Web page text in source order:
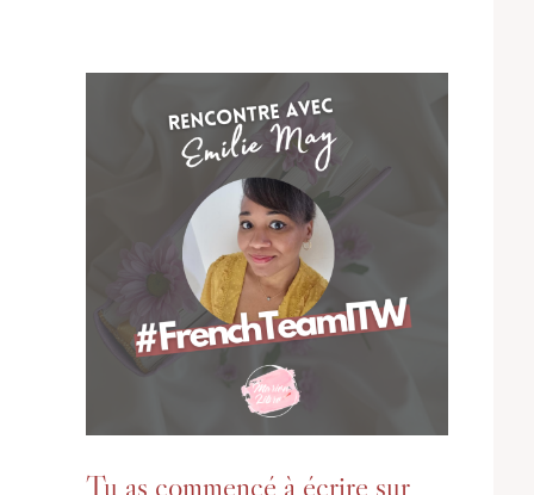
Tu as commencé à écrire sur